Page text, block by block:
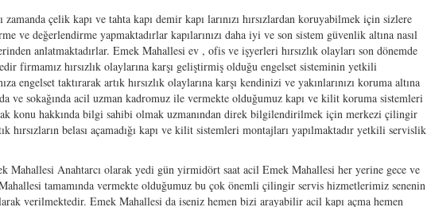
çelik kapı ve tahta kapı demir kapı larınızı hırsızlardan koruyabilmek için sizlere
ve değerlendirme yapmaktadırlar kapılarınızı daha iyi ve son sistem güvenlik altına nasıl
anlatmaktadırlar. Emek Mahallesi ev , ofis ve işyerleri hırsızlık olayları son dönemde
firmamız hırsızlık olaylarına karşı geliştirmiş olduğu engelset sisteminin yetkili
engelset taktırarak artık hırsızlık olaylarına karşı kendinizi ve yakınlarınızı koruma altına
ve sokağında acil uzman kadromuz ile vermekte olduğumuz kapı ve kilit koruma sistemleri
konu hakkında bilgi sahibi olmak uzmanından direk bilgilendirilmek için merkezi çilingir
hırsızların belası açamadığı kapı ve kilit sistemleri montajları yapılmaktadır yetkili servislik
Mahallesi Anahtarcı olarak yedi gün yirmidört saat acil Emek Mahallesi her yerine gece ve
tamamında vermekte olduğumuz bu çok önemli çilingir servis hizmetlerimiz senenin
verilmektedir. Emek Mahallesi da iseniz hemen bizi arayabilir acil kapı açma hemen